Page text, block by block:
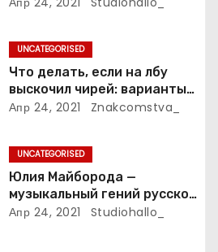
личная жизнь
UNCATEGORISED
Что делать, если на лбу
выскочил чирей: варианты
лечения
Апр 24, 2021 Znakcomstva_
UNCATEGORISED
Юлия Майборода —
музыкальный гений русской
эстрады и победительница
Апр 24, 2021 Studiohallo_